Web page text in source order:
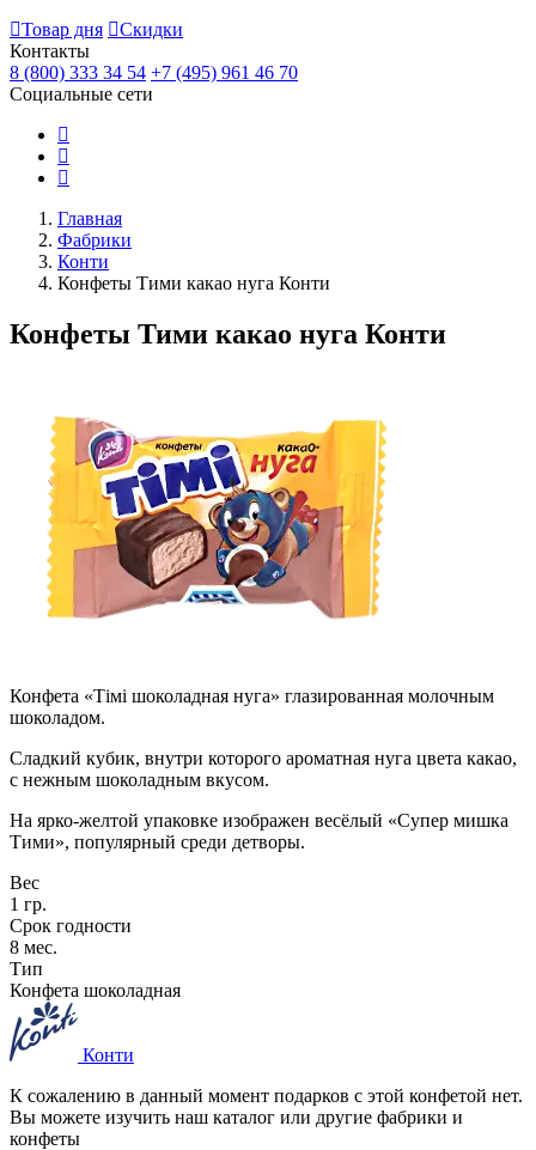
Товар дня
Скидки
Контакты
8 (800) 333 34 54 +7 (495) 961 46 70
Социальные сети
Главная
Фабрики
Конти
Конфеты Тими какао нуга Конти
Конфеты Тими какао нуга Конти
Конфета «Тiмi шоколадная нуга» глазированная молочным
шоколадом.
Сладкий кубик, внутри которого ароматная нуга цвета какао,
с нежным шоколадным вкусом.
На ярко-желтой упаковке изображен весёлый «Супер мишка
Тими», популярный среди детворы.
Вес
1 гр.
Срок годности
8 мес.
Тип
Конфета шоколадная
Конти
К сожалению в данный момент подарков с этой конфетой нет.
Вы можете изучить наш каталог или другие фабрики и
конфеты